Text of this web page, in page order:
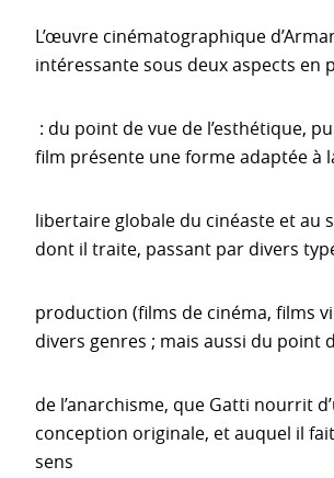
L’œuvre cinématographique
intéressante sous deux aspects en
: du point de vue de l’esthétique,
film présente une forme adaptée à
libertaire globale du cinéaste et au
dont il traite, passant par divers
production (films de cinéma, films
divers genres ; mais aussi du point
de l’anarchisme, que Gatti nourrit
conception originale, et auquel il
sens